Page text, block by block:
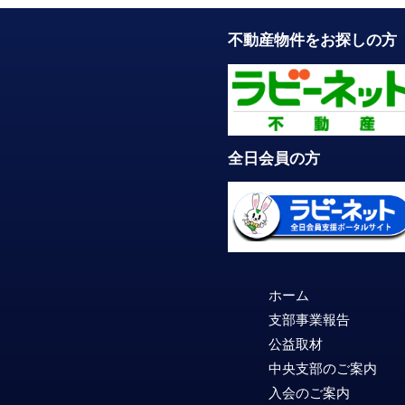
不動産物件をお探しの方
全日会員の方
ホーム
支部事業報告
公益取材
中央支部のご案内
入会のご案内